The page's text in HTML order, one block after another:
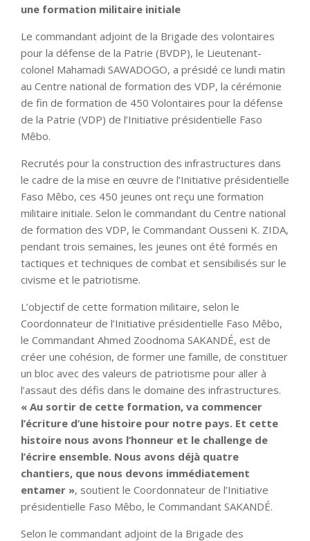
une formation militaire initiale
Le commandant adjoint de la Brigade des volontaires
pour la défense de la Patrie (BVDP), le Lieutenant-
colonel Mahamadi SAWADOGO, a présidé ce lundi matin
au Centre national de formation des VDP, la cérémonie
de fin de formation de 450 Volontaires pour la défense
de la Patrie (VDP) de l’Initiative présidentielle Faso
Mêbo.
Recrutés pour la construction des infrastructures dans
le cadre de la mise en œuvre de l’Initiative présidentielle
Faso Mêbo, ces 450 jeunes ont reçu une formation
militaire initiale. Selon le commandant du Centre national
de formation des VDP, le Commandant Ousseni K. ZIDA,
pendant trois semaines, les jeunes ont été formés en
tactiques et techniques de combat et sensibilisés sur le
civisme et le patriotisme.
L’objectif de cette formation militaire, selon le
Coordonnateur de l’Initiative présidentielle Faso Mêbo,
le Commandant Ahmed Zoodnoma SAKANDÉ, est de
créer une cohésion, de former une famille, de constituer
un bloc avec des valeurs de patriotisme pour aller à
l’assaut des défis dans le domaine des infrastructures.
« Au sortir de cette formation, va commencer
l’écriture d’une histoire pour notre pays. Et cette
histoire nous avons l’honneur et le challenge de
l’écrire ensemble. Nous avons déjà quatre
chantiers, que nous devons immédiatement
entamer », soutient le Coordonnateur de l’Initiative
présidentielle Faso Mêbo, le Commandant SAKANDÉ.
Selon le commandant adjoint de la Brigade des